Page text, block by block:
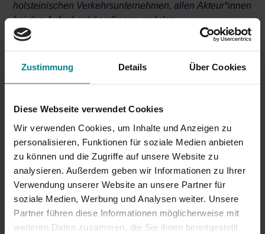
Zustimmung Details Über Cookies
Diese Webseite verwendet Cookies
Wir verwenden Cookies, um Inhalte und Anzeigen zu
personalisieren, Funktionen für soziale Medien anbieten
zu können und die Zugriffe auf unsere Website zu
analysieren. Außerdem geben wir Informationen zu Ihrer
Verwendung unserer Website an unsere Partner für
soziale Medien, Werbung und Analysen weiter. Unsere
Partner führen diese Informationen möglicherweise mit
weiteren Daten zusammen, die Sie ihnen bereitgestellt
holsteinischen Verkehrsunternehmen, allen Akteur*innen
bei den Aufgaben­träger*innen und den
Verbundgesellschaften dankbar, dass sie den Start des
gut gemeistert haben.
der Situation umgehen. Bis Ende August werden wir nun
durch das Ticket entstanden ist. Und wie stark uns das
Experiment tatsächlich auf dem Weg in Richtung
Verkehrswende hilft. Diese Erkenntnis bleibt für uns ein
zentrales Anliegen, neben der Gewinnung neuer ÖPNV-
Kund*innen, die auch künftig mit uns fahren möchten.
Natürlich gibt es noch mehr von uns zu berichten – auf